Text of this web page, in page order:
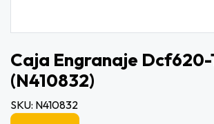
Caja Engranaje
(n410832)
SKU: N410832